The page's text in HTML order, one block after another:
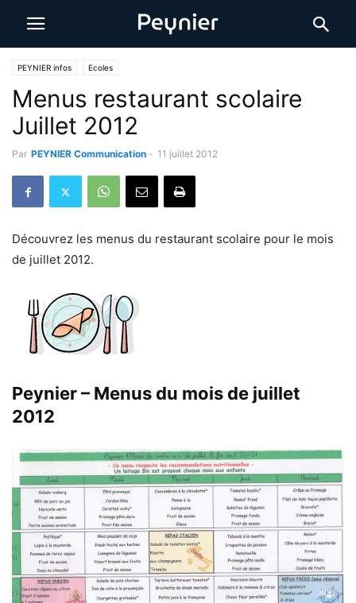
PEYNIER infos Ecoles
Menus restaurant scolaire
Juillet 2012
Par PEYNIER Communication - 11 juillet 2012
Découvrez les menus du restaurant scolaire pour le mois
de juillet 2012.
Peynier – Menus du mois de juillet
2012